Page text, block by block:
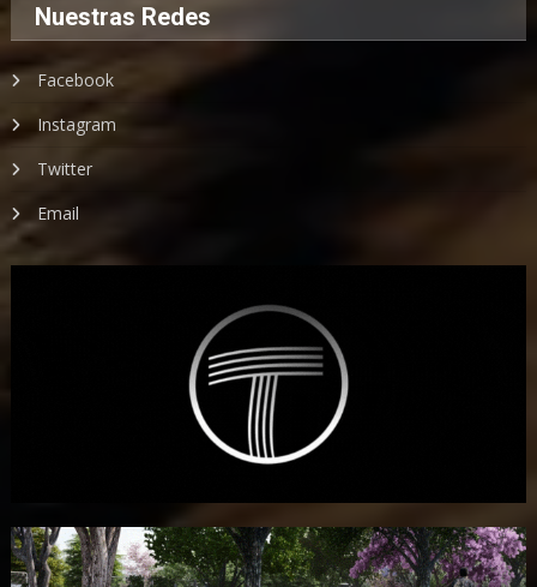
Nuestras Redes
Facebook
Instagram
Twitter
Email